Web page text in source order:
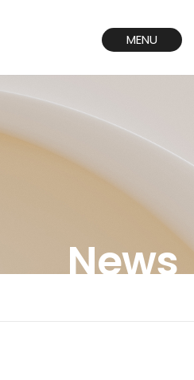
MENU
News